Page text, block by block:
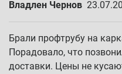
Владлен Чернов
Брали профтрубу на
Порадовало, что
доставки. Цены не